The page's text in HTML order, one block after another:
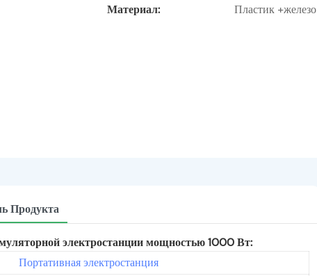
Материал:
Пластик +железо
Продукта
электростанции мощностью 1000 Вт:
Портативная электростанция